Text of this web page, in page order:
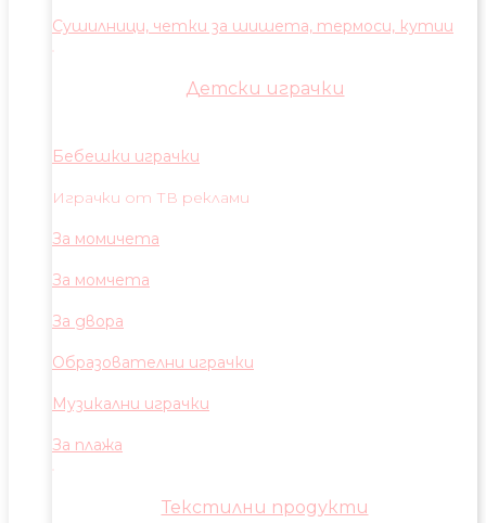
Сушилници, четки за шишета, термоси, кутии
Детски играчки
Бебешки играчки
Играчки от ТВ реклами
За момичета
За момчета
За двора
Образователни играчки
Музикални играчки
За плажа
Текстилни продукти